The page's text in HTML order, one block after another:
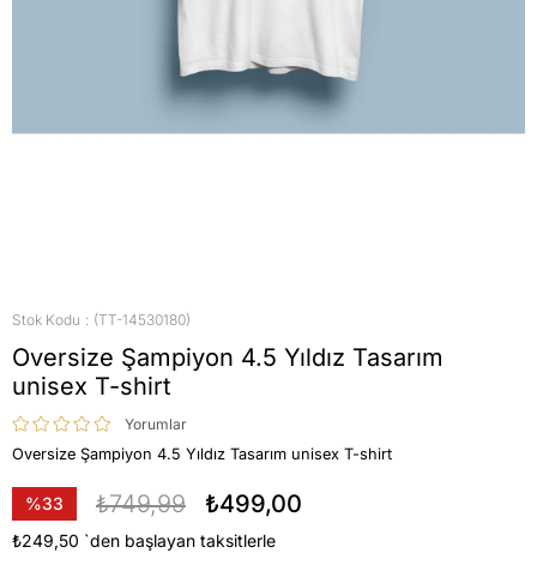
Stok Kodu (TT-14530180)
Oversize Şampiyon 4.5 Yıldız Tasarım
unisex T-shirt
Yorumlar
Oversize Şampiyon 4.5 Yıldız Tasarım unisex T-shirt
%33
İndirim
₺749,99 ₺499,00
₺249,50 `den başlayan taksitlerle